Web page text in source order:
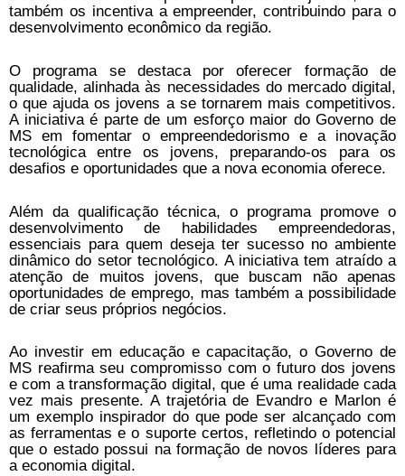
também os incentiva a empreender, contribuindo para o
desenvolvimento econômico da região.
O programa se destaca por oferecer formação de
qualidade, alinhada às necessidades do mercado digital,
o que ajuda os jovens a se tornarem mais competitivos.
A iniciativa é parte de um esforço maior do Governo de
MS em fomentar o empreendedorismo e a inovação
tecnológica entre os jovens, preparando-os para os
desafios e oportunidades que a nova economia oferece.
Além da qualificação técnica, o programa promove o
desenvolvimento de habilidades empreendedoras,
essenciais para quem deseja ter sucesso no ambiente
dinâmico do setor tecnológico. A iniciativa tem atraído a
atenção de muitos jovens, que buscam não apenas
oportunidades de emprego, mas também a possibilidade
de criar seus próprios negócios.
Ao investir em educação e capacitação, o Governo de
MS reafirma seu compromisso com o futuro dos jovens
e com a transformação digital, que é uma realidade cada
vez mais presente. A trajetória de Evandro e Marlon é
um exemplo inspirador do que pode ser alcançado com
as ferramentas e o suporte certos, refletindo o potencial
que o estado possui na formação de novos líderes para
a economia digital.